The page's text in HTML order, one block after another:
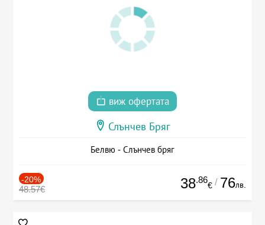
виж офертата
Слънчев Бряг
Белвю - Слънчев бряг
-20%
48.57€ 38.86
€ / 76лв.